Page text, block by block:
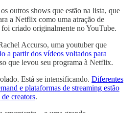
outros shows que estão na lista, que
a Netflix como uma atração de
criado originalmente no YouTube.
Accurso, uma youtuber que
a partir dos vídeos voltados para
que levou seu programa à Netflix.
Está se intensificando. Diferentes
e plataformas de streaming estão
creators.